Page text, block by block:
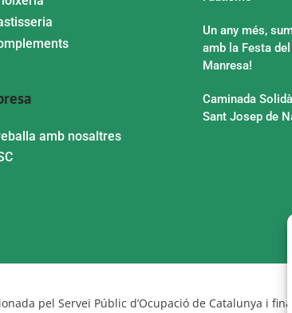
amb nosaltres
Un any més,
amb la Festa
Manresa!
Caminada
Sant Josep de
pel Servei Públic d’Ocupació de Catalunya i